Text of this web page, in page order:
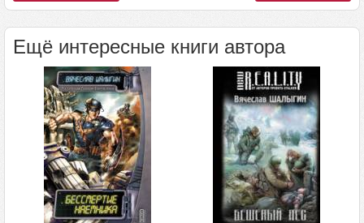
Ещё интересные книги автора